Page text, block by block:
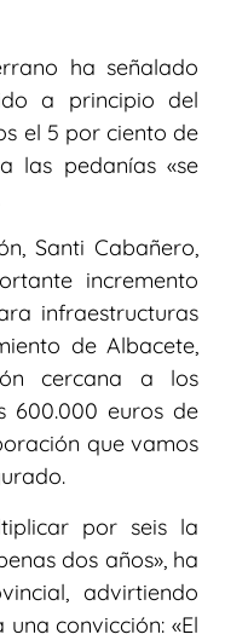
ha señalado
a principio del
el 5 por ciento de
las pedanías «se
Santi Cabañero,
incremento
infraestructuras
de Albacete,
cercana a los
600.000 euros de
que vamos
por seis la
dos años», ha
advirtiendo
convicción: «El